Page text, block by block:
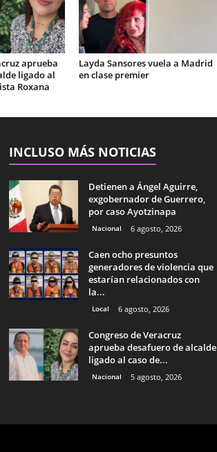
aprueba
ligado al
Roxana
Layda Sansores vuela a Madrid
en clase premier
INCLUSO MÁS NOTICIAS
Detienen a Ángel Aguirre,
exgobernador de Guerrero,
por caso Ayotzinapa
Nacional 6 agosto, 2026
Caen ocho presuntos
generadores de violencia que
estarían relacionados con
la...
Local 6 agosto, 2026
Congreso de Veracruz
aprueba desafuero de alcalde
ligado al caso de...
Nacional 5 agosto, 2026